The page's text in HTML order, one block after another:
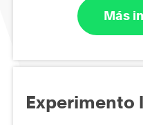
Más
Experimento